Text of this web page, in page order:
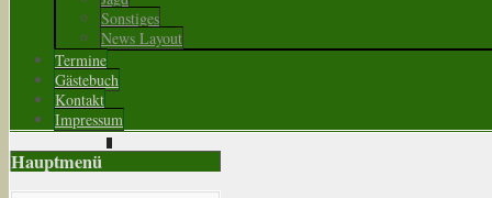
Sonstiges
News Layout
Termine
Gästebuch
Kontakt
Impressum
Hauptmenü